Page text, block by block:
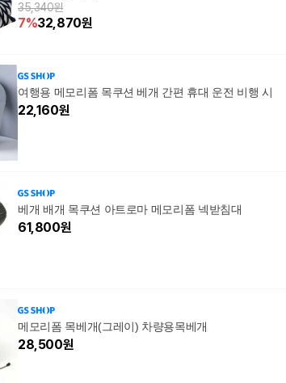
35,340원
7%32,870원
여행용 메모리폼 목쿠션 베개 간편 휴대 운전 비행 시
22,160원
베개 배개 목쿠션 아트로마 메모리폼 넥받침대
61,800원
메모리폼 목베개(그레이) 차량용목베개
28,500원